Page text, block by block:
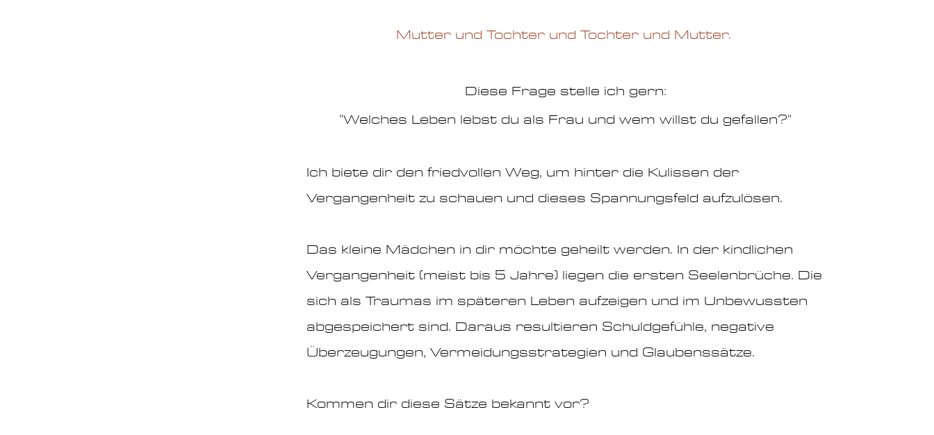
Mutter und Tochter und Tochter und Mutter.
Diese Frage stelle ich gern:
"Welches Leben lebst du als Frau und wem willst du gefallen?"
Ich biete dir den friedvollen Weg, um hinter die Kulissen der
Vergangenheit zu schauen und dieses Spannungsfeld aufzulösen.
Das kleine Mädchen in dir möchte geheilt werden. In der kindlichen
Vergangenheit (meist bis 5 Jahre) liegen die ersten Seelenbrüche. Die
sich als Traumas im späteren Leben aufzeigen und im Unbewussten
abgespeichert sind. Daraus resultieren Schuldgefühle, negative
Überzeugungen, Vermeidungsstrategien und Glaubenssätze.
Kommen dir diese Sätze bekannt vor?